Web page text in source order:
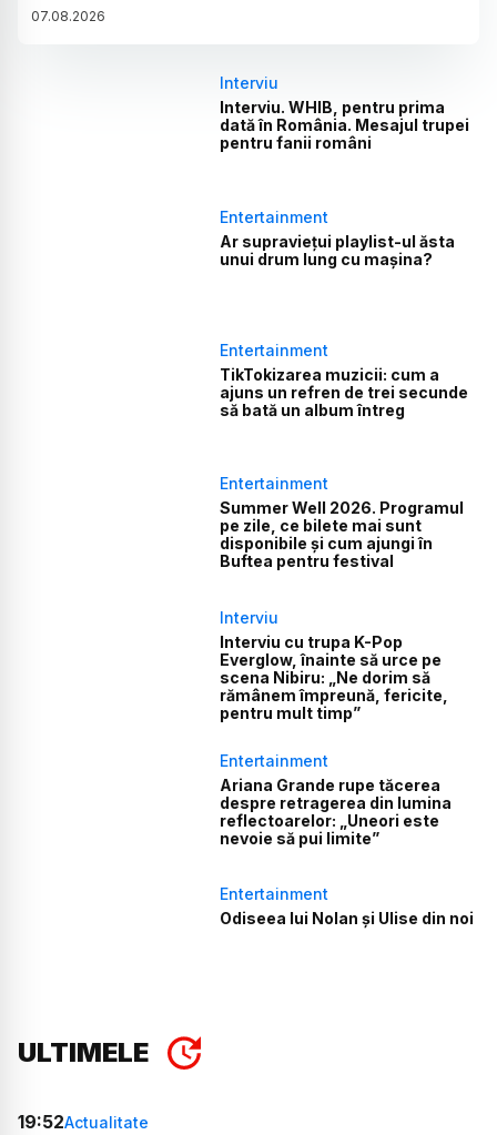
07.08.2026
Interviu
Interviu. WHIB, pentru prima
dată în România. Mesajul trupei
pentru fanii români
Entertainment
Ar supraviețui playlist-ul ăsta
unui drum lung cu mașina?
Entertainment
TikTokizarea muzicii: cum a
ajuns un refren de trei secunde
să bată un album întreg
Entertainment
Summer Well 2026. Programul
pe zile, ce bilete mai sunt
disponibile și cum ajungi în
Buftea pentru festival
Interviu
Interviu cu trupa K-Pop
Everglow, înainte să urce pe
scena Nibiru: „Ne dorim să
rămânem împreună, fericite,
pentru mult timp”
Entertainment
Ariana Grande rupe tăcerea
despre retragerea din lumina
reflectoarelor: „Uneori este
nevoie să pui limite”
Entertainment
Odiseea lui Nolan și Ulise din noi
ULTIMELE
19:52Actualitate